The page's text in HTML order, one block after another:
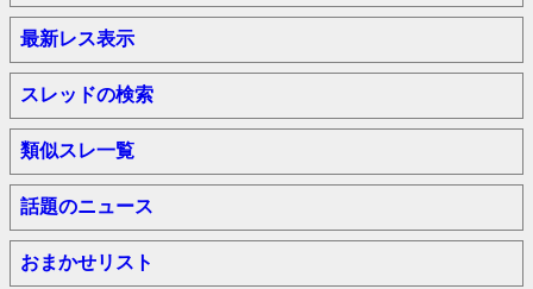
最新レス表示
スレッドの検索
類似スレ一覧
話題のニュース
おまかせリスト